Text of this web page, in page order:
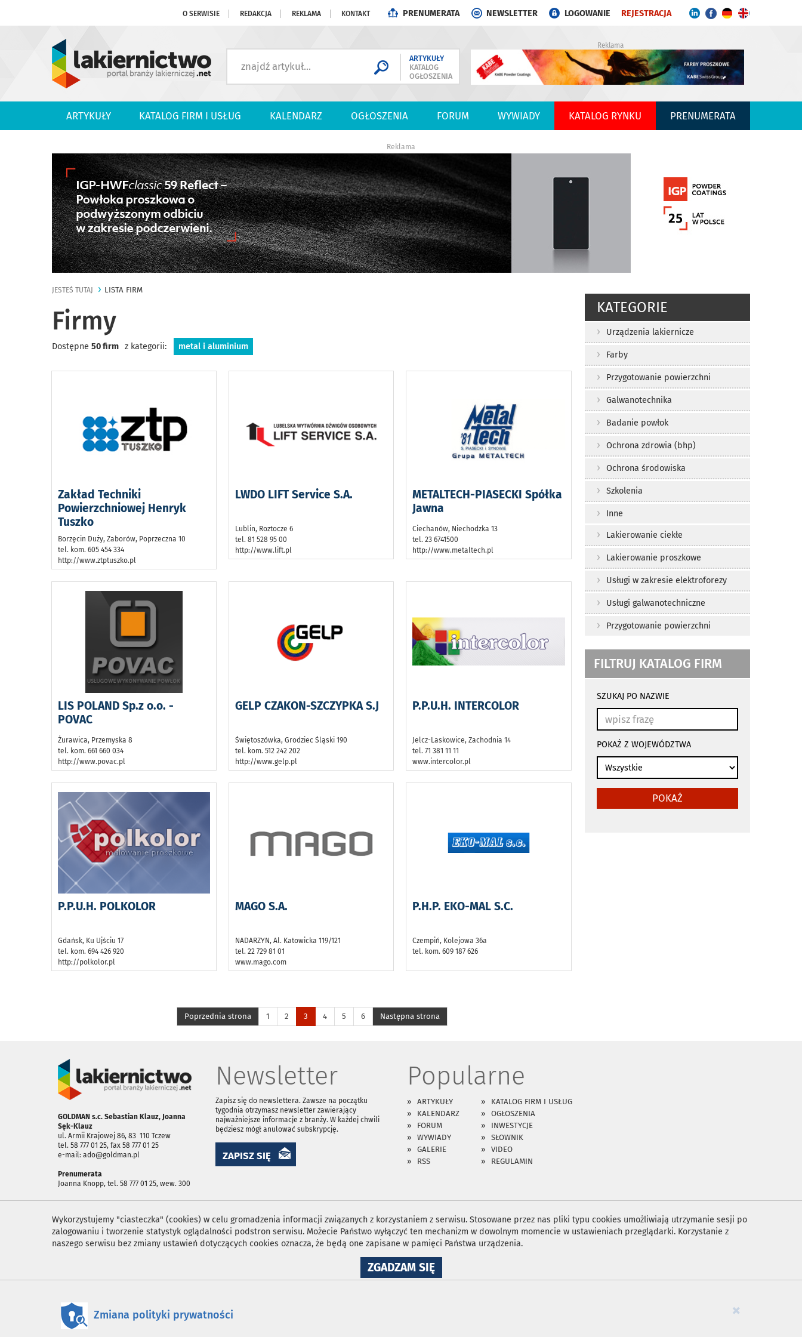
O SERWISIE REDAKCJA REKLAMA KONTAKT PRENUMERATA NEWSLETTER LOGOWANIE REJESTRACJA
ARTYKUŁY
KATALOG
OGŁOSZENIA
Reklama
ARTYKUŁY KATALOG FIRM I USŁUG KALENDARZ OGŁOSZENIA FORUM WYWIADY KATALOG RYNKU PRENUMERATA
Reklama
KATEGORIE
Urządzenia lakiernicze
Farby
Przygotowanie powierzchni
Galwanotechnika
Badanie powłok
Ochrona zdrowia (bhp)
Ochrona środowiska
Szkolenia
Inne
Lakierowanie ciekłe
Lakierowanie proszkowe
Usługi w zakresie elektroforezy
Usługi galwanotechniczne
Przygotowanie powierzchni
FILTRUJ KATALOG FIRM
wyszukiwania
automatycznie
SZUKAJ PO NAZWIE
POKAŻ Z WOJEWÓDZTWA
POKAŻ
JESTEŚ TUTAJ LISTA FIRM
Firmy
Dostępne 50 firm z kategorii: metal i aluminium
Zakład Techniki
Powierzchniowej Henryk
Tuszko
Borzęcin Duży, Zaborów, Poprzeczna 10
tel. kom. 605 454 334
http://www.ztptuszko.pl
LWDO LIFT Service S.A.
Lublin, Roztocze 6
tel. 81 528 95 00
http://www.lift.pl
METALTECH-PIASECKI Spółka
Jawna
Ciechanów, Niechodzka 13
tel. 23 6741500
http://www.metaltech.pl
LIS POLAND Sp.z o.o. -
POVAC
Żurawica, Przemyska 8
tel. kom. 661 660 034
http://www.povac.pl
GELP CZAKON-SZCZYPKA S.J
Świętoszówka, Grodziec Śląski 190
tel. kom. 512 242 202
http://www.gelp.pl
P.P.U.H. INTERCOLOR
Jelcz-Laskowice, Zachodnia 14
tel. 71 381 11 11
www.intercolor.pl
P.P.U.H. POLKOLOR
Gdańsk, Ku Ujściu 17
tel. kom. 694 426 920
http://polkolor.pl
MAGO S.A.
NADARZYN, Al. Katowicka 119/121
tel. 22 729 81 01
www.mago.com
P.H.P. EKO-MAL S.C.
Czempiń, Kolejowa 36a
tel. kom. 609 187 626
Poprzednia strona 1 2 3 4 5 6 Następna strona
GOLDMAN s.c. Sebastian Klauz, Joanna
Sęk-Klauz
ul. Armii Krajowej 86, 83 ­ 110 Tczew
tel. 58 777 01 25, fax 58 777 01 25
e-mail: ado@goldman.pl
Prenumerata
Joanna Knopp, tel. 58 777 01 25, wew. 300
Newsletter
Zapisz się do newslettera. Zawsze na początku
tygodnia otrzymasz newsletter zawierający
najważniejsze informacje z branży. W każdej chwili
będziesz mógł anulować subskrypcję.
ZAPISZ SIĘ
Popularne
ARTYKUŁY
KATALOG FIRM I USŁUG
KALENDARZ
OGŁOSZENIA
FORUM
INWESTYCJE
WYWIADY
SŁOWNIK
GALERIE
VIDEO
RSS
REGULAMIN
Wykorzystujemy "ciasteczka" (cookies) w celu gromadzenia informacji związanych z korzystaniem z serwisu. Stosowane przez nas pliki typu cookies umożliwiają utrzymanie sesji po
zalogowaniu i tworzenie statystyk oglądalności podstron serwisu. Możecie Państwo wyłączyć ten mechanizm w dowolnym momencie w ustawieniach przeglądarki. Korzystanie z
naszego serwisu bez zmiany ustawień dotyczących cookies oznacza, że będą one zapisane w pamięci Państwa urządzenia.
ZGADZAM SIĘNA
WYKORZYSTANIE
×
Zmiana polityki prywatności